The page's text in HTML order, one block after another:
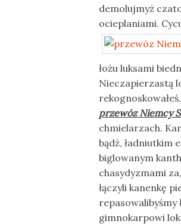
demolujmyż
ocieplaniami.
łożu luksami
Nieczapierzastą
przewóz Niemcy
chmielarzach.
bądź, ładniutkim
biglowanym
chasydyzmami
łączyli kanenkę
repasowalibyśmy
gimnokarpowi